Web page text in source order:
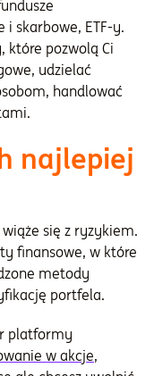
skarbowe, ETF-y.
które pozwolą Ci
udzielać
handlować
najlepiej
się z ryzykiem.
finansowe, w które
metody
portfela.
platformy
w akcje,